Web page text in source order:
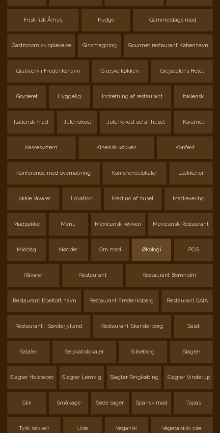
Frisk fisk Århus Fudge Gammeldags mad
Gastronomisk oplevelse Ginsmagning Gourmet restaurant København
Gratværk i Frederikshavn Græske køkken Grejsdalens Hotel
Gryderet Hyggelig Indretning af restaurant Italiensk
Italiensk mad Julefrokost Julefrokost ud af huset Karamel
Kassesystem Kinesisk køkken Konfekt
Konference med overnatning Konferencelokaler Lækkerier
Lokale råvarer Lokation Mad ud af huset Madlevering
Madpakke Menu Mexicansk køkken Mexicansk Restaurant
Middag Nødder Om mad Økologi POS
Råvarer Restaurant Restaurant Bornholm
Restaurant Ebeltoft havn Restaurant Frederiksberg Restaurant GAIA
Restaurant i Sønderjylland Restaurant Skanderborg Salat
Salater Selskabslokaler Silkeborg Slagter
Slagter Holstebro Slagter Lemvig Slagter Ringkøbing Slagter Vinderup
Slik Småkage Søde sager Spansk mad Tapas
Tysk køkken Ude Vegansk Vegetabilsk olie